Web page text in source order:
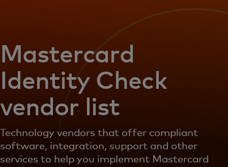
Mastercard
Identity Check
vendor list
Technology vendors that offer compliant
software, integration, support and other
services to help you implement Mastercard